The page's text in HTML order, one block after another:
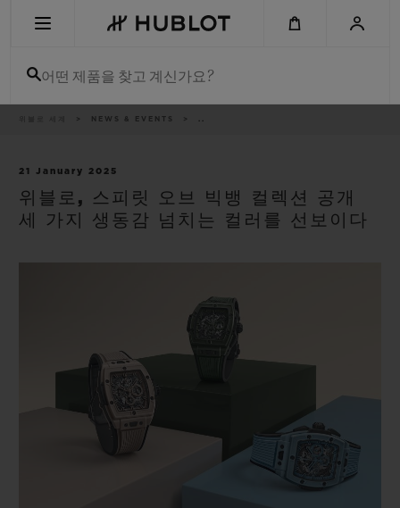
어떤 제품을 찾고 계신가요?
NEWS & EVENTS ..
21 January 2025
위블로, 스피릿 오브 빅뱅 컬렉션 공개
세 가지 생동감 넘치는 컬러를 선보이다
신제품
썸머 멀티 컬러 세라믹
온라인 익스클